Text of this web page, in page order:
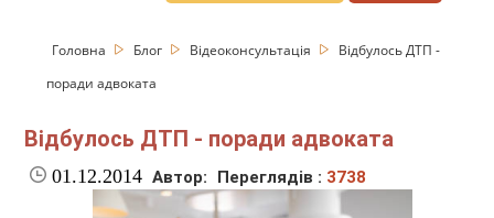
Головна Блог Відеоконсультація
Відбулось ДТП -
поради адвоката
Відбулось ДТП - поради адвоката
01.12.2014 Автор: Переглядів : 3738